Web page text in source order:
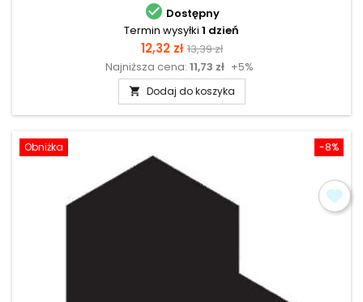
 Dostępny
Termin wysyłki 1 dzień
Cena
12,32 zł Cena
podstawowa
13,39 zł
Najniższa cena: 11,73 zł +5%
 Dodaj do koszyka
-8%
Obniżka